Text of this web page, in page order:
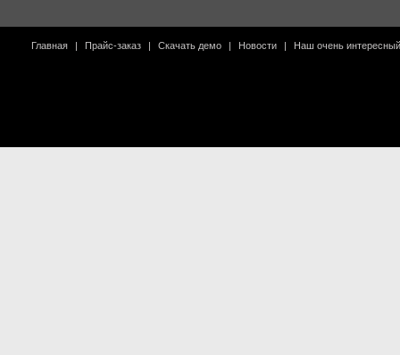
Главная | Прайс-заказ | Скачать демо | Новости | Наш очень